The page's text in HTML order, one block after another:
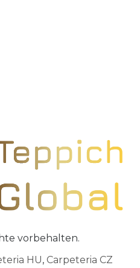
vorbehalten.
HU, Carpeteria CZ